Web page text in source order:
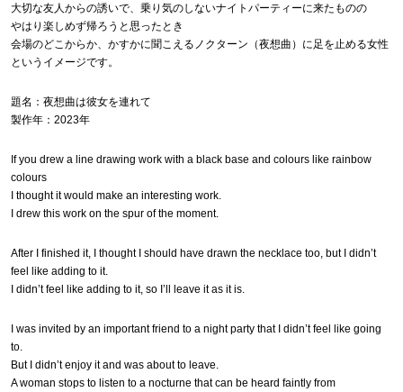
大切な友人からの誘いで、乗り気のしないナイトパーティーに来たものの
やはり楽しめず帰ろうと思ったとき
会場のどこからか、かすかに聞こえるノクターン（夜想曲）に足を止める女性
というイメージです。
題名：夜想曲は彼女を連れて
製作年：2023年
If you drew a line drawing work with a black base and colours like rainbow
colours
I thought it would make an interesting work.
I drew this work on the spur of the moment.
After I finished it, I thought I should have drawn the necklace too, but I didn’t
feel like adding to it.
I didn’t feel like adding to it, so I’ll leave it as it is.
I was invited by an important friend to a night party that I didn’t feel like going
to.
But I didn’t enjoy it and was about to leave.
A woman stops to listen to a nocturne that can be heard faintly from